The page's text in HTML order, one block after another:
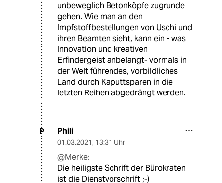
unbeweglich Betonköpfe zugrunde
gehen. Wie man an den
Impfstoffbestellungen von Uschi und
ihren Beamten sieht, kann ein - was
Innovation und kreativen
Erfindergeist anbelangt- vormals in
der Welt führendes, vorbildliches
Land durch Kaputtsparen in die
letzten Reihen abgedrängt werden.
P Phili
01.03.2021, 13:31 Uhr
@Merke:
Die heiligste Schrift der Bürokraten
ist die Dienstvorschrift ;-)